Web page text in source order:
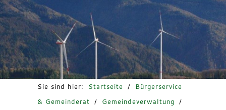
Leben in Hasel
Freizeit & Tourismus
Sie sind hier: Startseite /
Bürgerservice
& Gemeinderat
/ Gemeindeverwaltung
/